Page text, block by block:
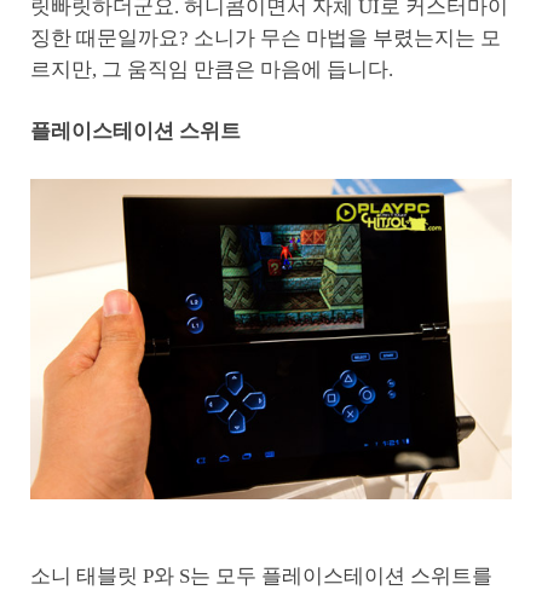
릿빠릿하더군요. 허니콤이면서 자체 UI로 커스터마이
징한 때문일까요? 소니가 무슨 마법을 부렸는지는 모
르지만, 그 움직임 만큼은 마음에 듭니다.
플레이스테이션 스위트
소니 태블릿 P와 S는 모두 플레이스테이션 스위트를